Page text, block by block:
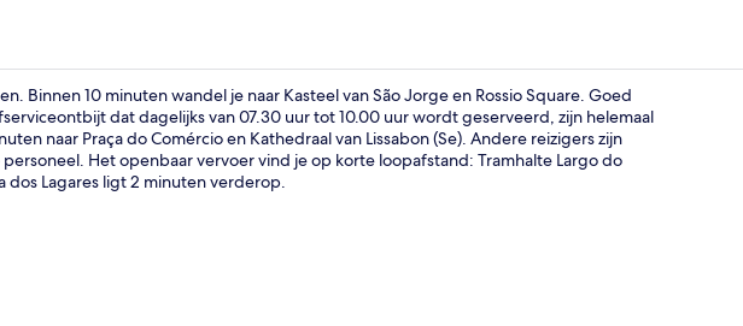
Superior Twin
Binnen 10 minuten wandel je naar Kasteel van São Jorge en Rossio Square. Goed
dat dagelijks van 07.30 uur tot 10.00 uur wordt geserveerd, zijn helemaal
naar Praça do Comércio en Kathedraal van Lissabon (Se). Andere reizigers zijn
Het openbaar vervoer vind je op korte loopafstand: Tramhalte Largo do
dos Lagares ligt 2 minuten verderop.